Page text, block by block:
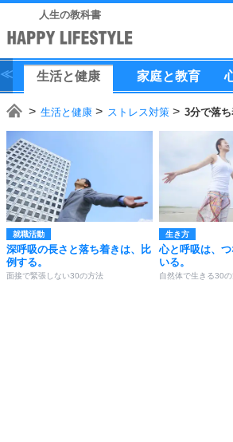
人生の教科書
生活と健康 家庭と教育
生活と健康 ストレス対策 3分で落
就職活動
深呼吸の長さと落ち着きは、比
例する。
面接で緊張しない30の方法
生き方
心と呼吸は、
いる。
自然体で生きる30